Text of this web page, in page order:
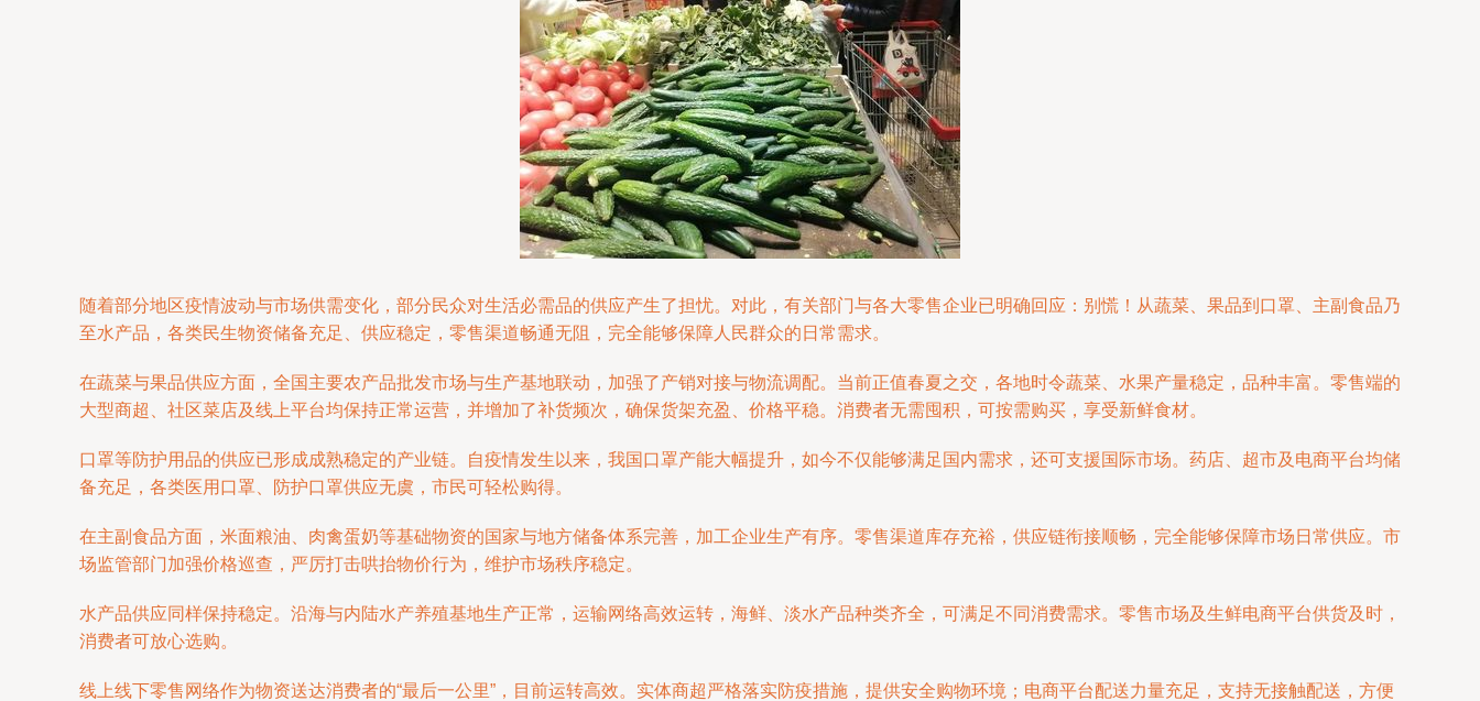
随着部分地区疫情波动与市场供需变化，部分民众对生活必需品的供应产生了担忧。对此，有关部门与各大零售企业已明确回应：别慌！从蔬菜、果品到口罩、主副食品乃
至水产品，各类民生物资储备充足、供应稳定，零售渠道畅通无阻，完全能够保障人民群众的日常需求。
在蔬菜与果品供应方面，全国主要农产品批发市场与生产基地联动，加强了产销对接与物流调配。当前正值春夏之交，各地时令蔬菜、水果产量稳定，品种丰富。零售端的
大型商超、社区菜店及线上平台均保持正常运营，并增加了补货频次，确保货架充盈、价格平稳。消费者无需囤积，可按需购买，享受新鲜食材。
口罩等防护用品的供应已形成成熟稳定的产业链。自疫情发生以来，我国口罩产能大幅提升，如今不仅能够满足国内需求，还可支援国际市场。药店、超市及电商平台均储
备充足，各类医用口罩、防护口罩供应无虞，市民可轻松购得。
在主副食品方面，米面粮油、肉禽蛋奶等基础物资的国家与地方储备体系完善，加工企业生产有序。零售渠道库存充裕，供应链衔接顺畅，完全能够保障市场日常供应。市
场监管部门加强价格巡查，严厉打击哄抬物价行为，维护市场秩序稳定。
水产品供应同样保持稳定。沿海与内陆水产养殖基地生产正常，运输网络高效运转，海鲜、淡水产品种类齐全，可满足不同消费需求。零售市场及生鲜电商平台供货及时，
消费者可放心选购。
线上线下零售网络作为物资送达消费者的“最后一公里”，目前运转高效。实体商超严格落实防疫措施，提供安全购物环境；电商平台配送力量充足，支持无接触配送，方便